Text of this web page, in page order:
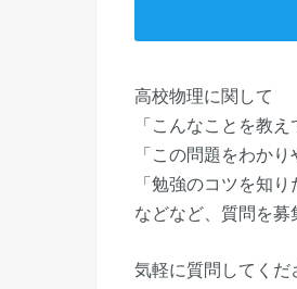
高校物理に関して
「こんなことを教え
「この問題をわか
「勉強のコツを知り
などなど、質問を募
気軽に質問してくだ